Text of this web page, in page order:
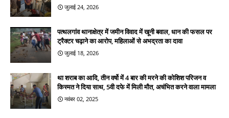
जुलाई 24, 2026
पत्थलगांव थानाक्षेत्र में जमीन विवाद में खूनी बवाल, धान की फसल पर
ट्रैक्टर चढ़ाने का आरोप, महिलाओं से अभद्रता का दावा
जुलाई 18, 2026
था शराब का आदि, तीन वर्षो में 4 बार की मरने की कोशिश परिजन व
किस्मत ने दिया साथ, 5वी दफे में मिली मौत, अचंभित करने वाला मामला
नवंबर 02, 2025